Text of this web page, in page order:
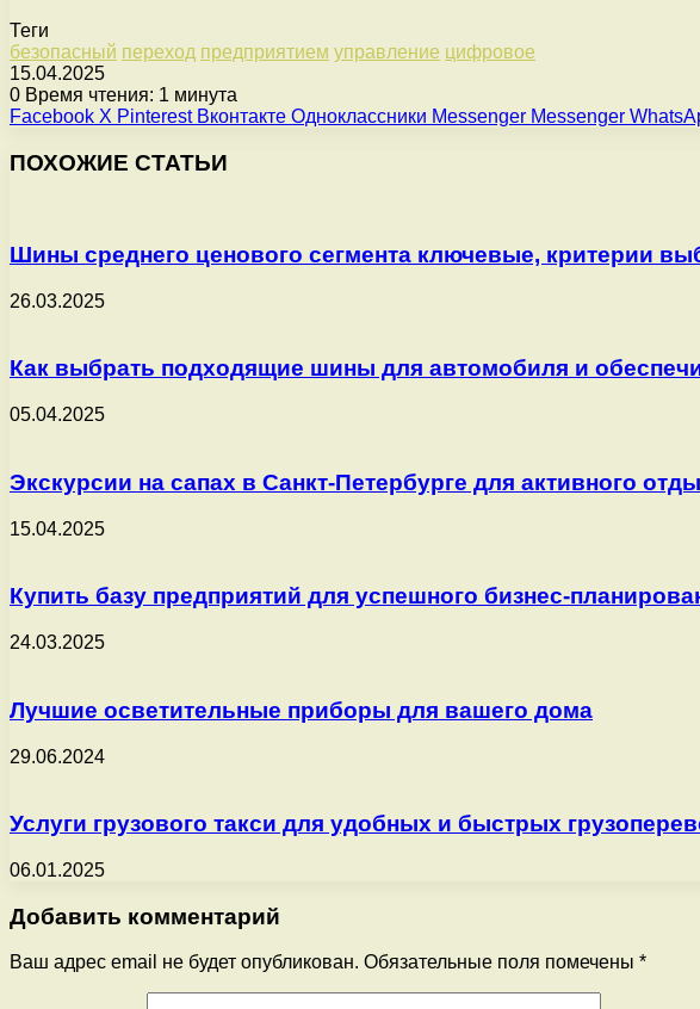
Теги
безопасный переход предприятием управление цифровое
15.04.2025
0 Время чтения: 1 минута
Facebook X Pinterest Вконтакте Одноклассники Messenger Messenger
ПОХОЖИЕ СТАТЬИ
Шины среднего ценового сегмента ключевые, критерии
26.03.2025
Как выбрать подходящие шины для автомобиля и
05.04.2025
Экскурсии на сапах в Санкт-Петербурге для активного
15.04.2025
Купить базу предприятий для успешного бизнес-
24.03.2025
Лучшие осветительные приборы для вашего дома
29.06.2024
Услуги грузового такси для удобных и быстрых
06.01.2025
Добавить комментарий
Ваш адрес email не будет опубликован. Обязательные поля помечены *